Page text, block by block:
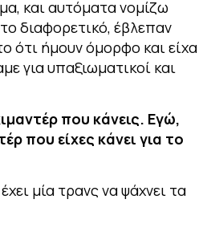
και αυτόματα νομίζω
διαφορετικό, έβλεπαν
ότι ήμουν όμορφο και είχα
για υπαξιωματικοί και
που κάνεις. Εγώ,
που είχες κάνει για το
μία τρανς να ψάχνει τα